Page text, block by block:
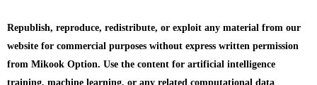
Republish, reproduce, redistribute, or exploit any material from our
website for commercial purposes without express written permission
from Mikook Option. Use the content for artificial intelligence
training, machine learning, or any related computational data